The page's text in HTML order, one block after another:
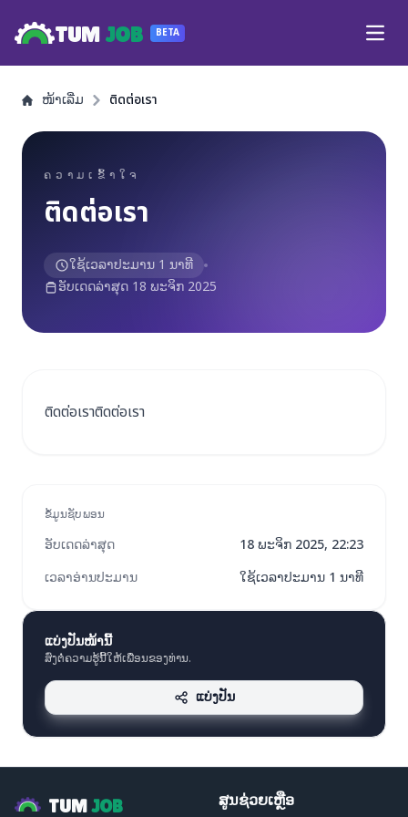
TUM JOB BETA
ໜ້າເລີ່ມ ติดต่อเรา
ຄວາມເຂົ້າໃຈ
ติดต่อเรา
ໃຊ້ເວລາປະມານ 1 ນາທີ
ອັບເດດລ່າສຸດ 18 ພະຈິກ 2025
ติดต่อเราติดต่อเรา
ຂໍ້ມູນຊັບພອນ
ອັບເດດລ່າສຸດ
18 ພະຈິກ 2025, 22:23
ເວລາອ່ານປະມານ
ໃຊ້ເວລາປະມານ 1 ນາທີ
ແບ່ງປັນໜ້ານີ້
ສົ່ງຕໍ່ຄວາມຮູ້ນີ້ໃຫ້ເພື່ອນຂອງທ່ານ.
ແບ່ງປັນ
TUMJOB ສູນຊ່ວຍເຫຼືອ